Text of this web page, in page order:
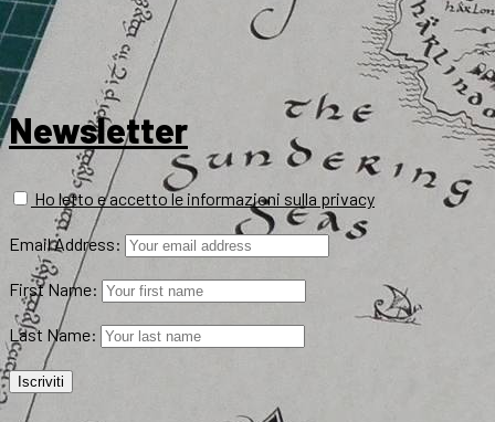
Newsletter
Ho letto e accetto le informazioni sulla privacy
Email Address:
First Name:
Last Name: